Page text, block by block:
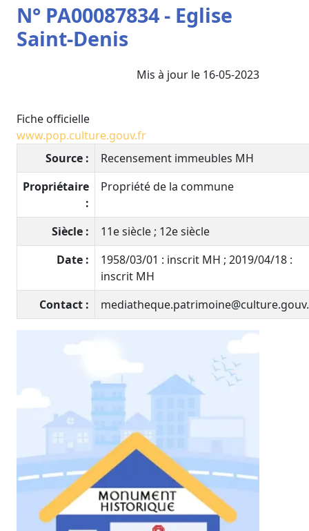
N° PA00087834 - Eglise
Saint-Denis
Mis à jour le 16-05-2023
Fiche officielle
www.pop.culture.gouv.fr
Source :
Recensement immeubles MH
Propriétaire
:
Propriété de la commune
Siècle :
11e siècle ; 12e siècle
Date :
1958/03/01 : inscrit MH ; 2019/04/18 :
inscrit MH
Contact :